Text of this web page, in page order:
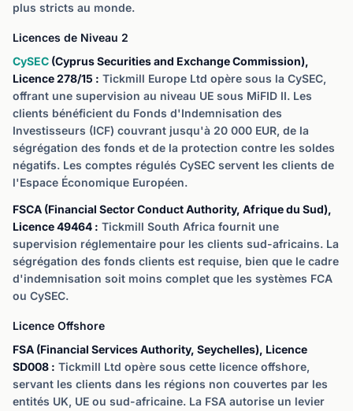
plus stricts au monde.
Licences de Niveau 2
CySEC (Cyprus Securities and Exchange Commission),
Licence 278/15 : Tickmill Europe Ltd opère sous la CySEC,
offrant une supervision au niveau UE sous MiFID II. Les
clients bénéficient du Fonds d'Indemnisation des
Investisseurs (ICF) couvrant jusqu'à 20 000 EUR, de la
ségrégation des fonds et de la protection contre les soldes
négatifs. Les comptes régulés CySEC servent les clients de
l'Espace Économique Européen.
FSCA (Financial Sector Conduct Authority, Afrique du Sud),
Licence 49464 : Tickmill South Africa fournit une
supervision réglementaire pour les clients sud-africains. La
ségrégation des fonds clients est requise, bien que le cadre
d'indemnisation soit moins complet que les systèmes FCA
ou CySEC.
Licence Offshore
FSA (Financial Services Authority, Seychelles), Licence
SD008 : Tickmill Ltd opère sous cette licence offshore,
servant les clients dans les régions non couvertes par les
entités UK, UE ou sud-africaine. La FSA autorise un levier